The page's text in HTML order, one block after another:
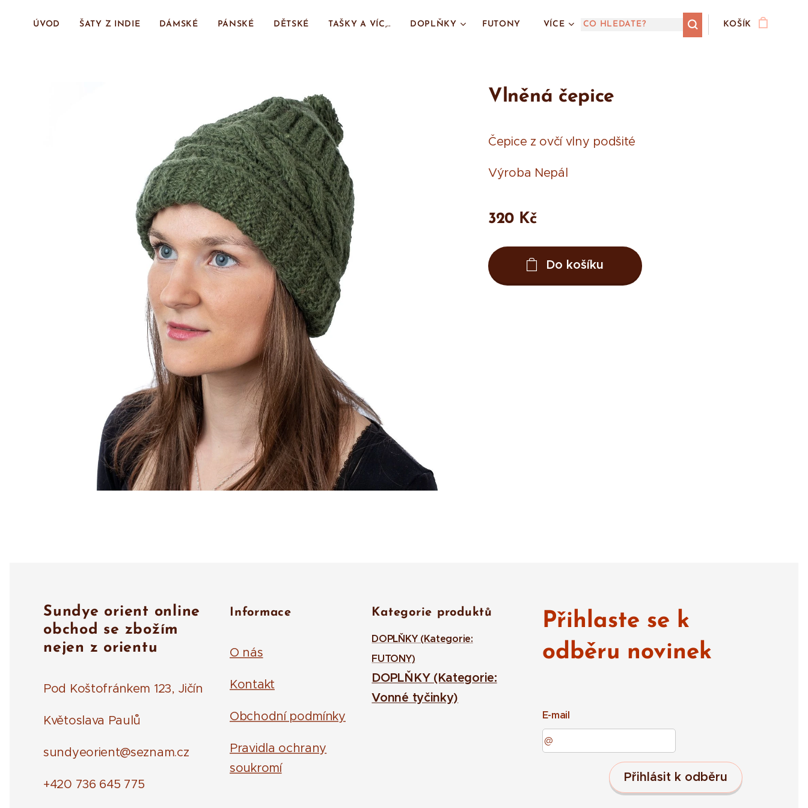
ÚVOD ŠATY Z INDIE DÁMSKÉ PÁNSKÉ DĚTSKÉ TAŠKY A VÍC,.. DOPLŇKY FUTONY VÍCE KOŠÍK
Vlněná čepice
Čepice z ovčí vlny podšité
Výroba Nepál
320 Kč
Do košíku
Sundye orient online
obchod se zbožím
nejen z orientu
Pod Koštofránkem 123, Jičín
Květoslava Paulů
sundyeorient@seznam.cz
+420 736 645 775
Informace
O nás
Kontakt
Obchodní podmínky
Pravidla ochrany
soukromí
Kategorie produktů
DOPLŇKY (Kategorie:
FUTONY)
DOPLŇKY (Kategorie:
Vonné tyčinky)
Přihlaste se k
odběru novinek
E-mail
Přihlásit k odběru